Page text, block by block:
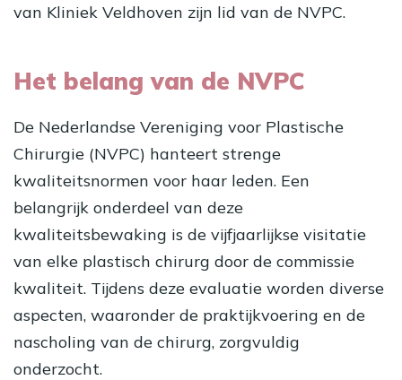
van Kliniek Veldhoven zijn lid van de NVPC.
Het belang van de NVPC
De Nederlandse Vereniging voor Plastische
Chirurgie (NVPC) hanteert strenge
kwaliteitsnormen voor haar leden. Een
belangrijk onderdeel van deze
kwaliteitsbewaking is de vijfjaarlijkse visitatie
van elke plastisch chirurg door de commissie
kwaliteit. Tijdens deze evaluatie worden diverse
aspecten, waaronder de praktijkvoering en de
nascholing van de chirurg, zorgvuldig
onderzocht.